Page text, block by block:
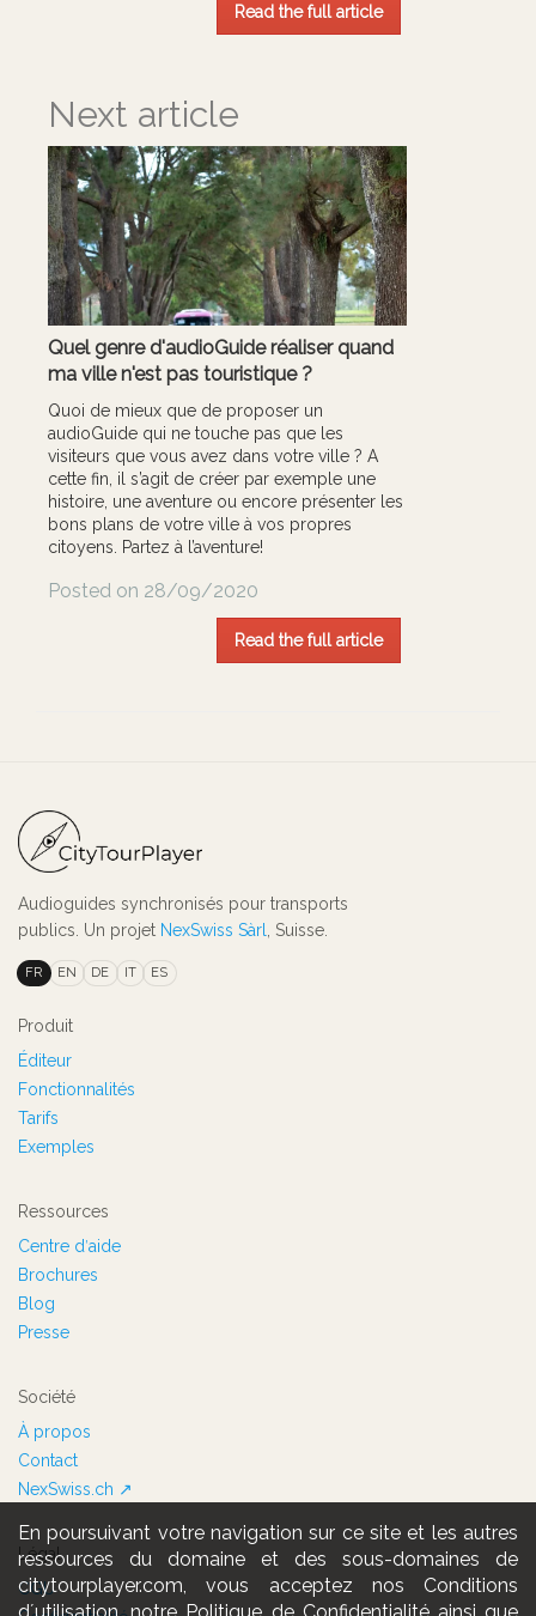
En poursuivant votre navigation sur ce site et les autres
ressources du domaine et des sous-domaines de
citytourplayer.com, vous acceptez nos Conditions
Read the full article
Next article
Quel genre d'audioGuide réaliser quand
ma ville n'est pas touristique ?
Quoi de mieux que de proposer un
audioGuide qui ne touche pas que les
visiteurs que vous avez dans votre ville ? A
cette fin, il s’agit de créer par exemple une
histoire, une aventure ou encore présenter les
bons plans de votre ville à vos propres
citoyens. Partez à l’aventure!
Posted on 28/09/2020
Read the full article
Audioguides synchronisés pour transports
publics. Un projet NexSwiss Sàrl , Suisse.
FR EN DE IT ES
Produit
Éditeur
Fonctionnalités
Tarifs
Exemples
Ressources
Centre dʹaide
Brochures
Blog
Presse
Société
À propos
Contact
NexSwiss.ch ↗
Légal
CGU